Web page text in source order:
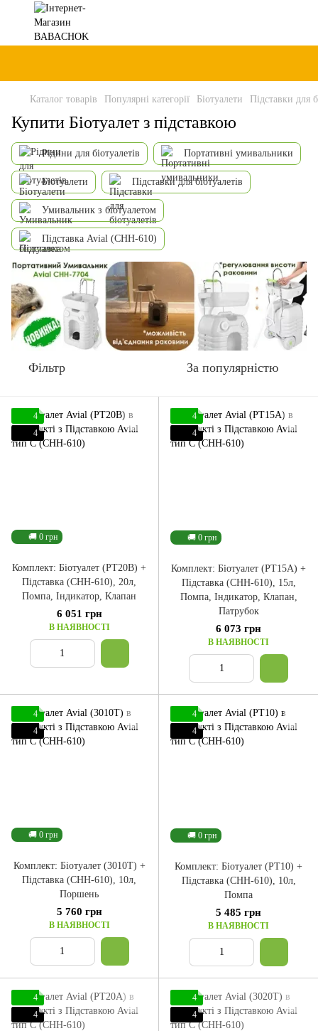
Каталог товарів Популярні категорії Біотуалети Підставки для
Купити Біотуалет з підставкою
Рідини для біотуалетів Портативні умивальники
Біотуалети Підставки для біотуалетів
Умивальник з біотуалетом
Підставка Avial (CHH-610)
Фільтр За популярністю
🚚 0 грн
4
4
Комплект: Біотуалет (PT20B) +
Підставка (CHH-610), 20л,
Помпа, Індикатор, Клапан
6 051 грн
В НАЯВНОСТІ
🚚 0 грн
4
4
Комплект: Біотуалет (PT15A) +
Підставка (CHH-610), 15л,
Помпа, Індикатор, Клапан,
Патрубок
6 073 грн
В НАЯВНОСТІ
🚚 0 грн
4
4
Комплект: Біотуалет (3010T) +
Підставка (CHH-610), 10л,
Поршень
5 760 грн
В НАЯВНОСТІ
🚚 0 грн
4
4
Комплект: Біотуалет (PT10) +
Підставка (CHH-610), 10л,
Помпа
5 485 грн
В НАЯВНОСТІ
4
4
4
4